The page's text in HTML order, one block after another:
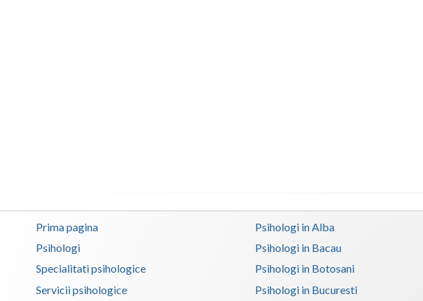
Prima pagina
Psihologi
Specialitati psihologice
Servicii psihologice
Psihologi in Alba
Psihologi in Bacau
Psihologi in Botosani
Psihologi in Bucuresti